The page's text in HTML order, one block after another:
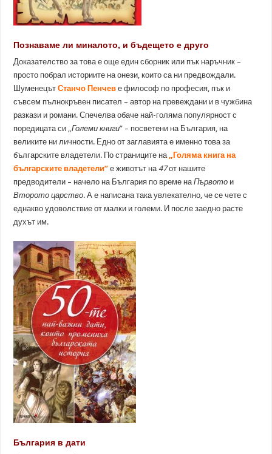
Познаваме ли миналото, и бъдещето е друго
Доказателство за това е още един сборник или пък наръчник –
просто побрал историите на онези, които са ни предвождали.
ШуменецътСтанчо Пенчев е философ по професия, пък и
съвсем пълнокръвен писател – автор на превеждани и в чужбина
разкази и романи. Спечелва обаче най-голяма популярност с
поредицата си „Големи книги” – посветени на България, на
великите ни личности. Едно от заглавията е именно това за
българските владетели. По страниците на „Голяма книга на
българските владетели” е животът на47от нашите
предводители – начело на България по време наПървото и
Второто царство. А е написана така увлекателно, че се чете с
еднакво удоволствие от малки и големи. И после заедно расте
духът им.
България в дати